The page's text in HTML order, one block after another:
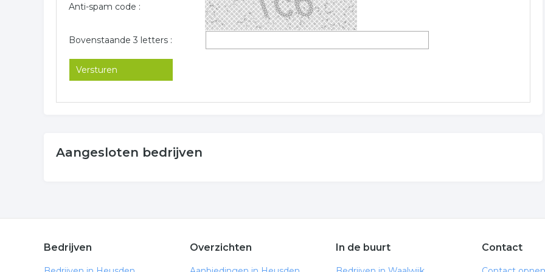
Anti-spam code :
Bovenstaande 3 letters :
Aangesloten bedrijven
Bedrijven Overzichten In de buurt Contact